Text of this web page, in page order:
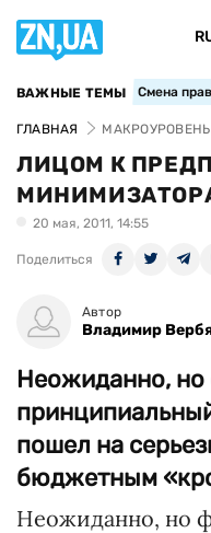
ВАЖНЫЕ ТЕМЫ Смена
ГЛАВНАЯ МАКРОУРОВЕНЬ
ЛИЦОМ К
20 мая, 2011, 14:55
Поделиться
Автор
Владимир
Неожиданно, но
пошел на
бюджетным
Неожиданно, но